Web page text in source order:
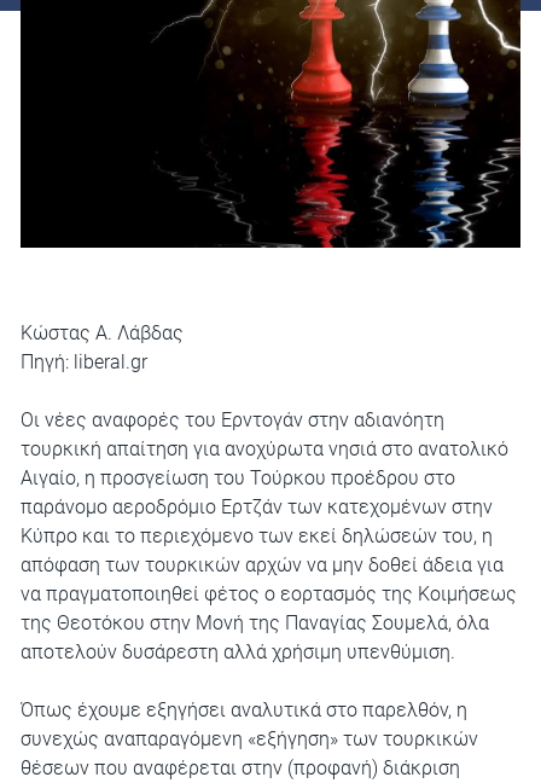
Κώστας Α. Λάβδας
Πηγή: liberal.gr
Οι νέες αναφορές του Ερντογάν στην αδιανόητη
τουρκική απαίτηση για ανοχύρωτα νησιά στο ανατολικό
Αιγαίο, η προσγείωση του Τούρκου προέδρου στο
παράνομο αεροδρόμιο Ερτζάν των κατεχομένων στην
Κύπρο και το περιεχόμενο των εκεί δηλώσεών του, η
απόφαση των τουρκικών αρχών να μην δοθεί άδεια για
να πραγματοποιηθεί φέτος ο εορτασμός της Κοιμήσεως
της Θεοτόκου στην Μονή της Παναγίας Σουμελά, όλα
αποτελούν δυσάρεστη αλλά χρήσιμη υπενθύμιση.
Όπως έχουμε εξηγήσει αναλυτικά στο παρελθόν, η
συνεχώς αναπαραγόμενη «εξήγηση» των τουρκικών
θέσεων που αναφέρεται στην (προφανή) διάκριση